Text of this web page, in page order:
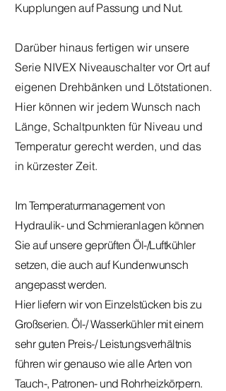
Kupplungen auf Passung und Nut.
Darüber hinaus fertigen wir unsere
Serie NIVEX Niveauschalter vor Ort auf
eigenen Drehbänken und Lötstationen.
Hier können wir jedem Wunsch nach
Länge, Schaltpunkten für Niveau und
Temperatur gerecht werden, und das
in kürzester Zeit.
Im Temperaturmanagement von
Hydraulik- und Schmieranlagen können
Sie auf unsere geprüften Öl-/Luftkühler
setzen, die auch auf Kundenwunsch
angepasst werden.
Hier liefern wir von Einzelstücken bis zu
Großserien. Öl-/ Wasserkühler mit einem
sehr guten Preis-/ Leistungsverhältnis
führen wir genauso wie alle Arten von
Tauch-, Patronen- und Rohrheizkörpern.